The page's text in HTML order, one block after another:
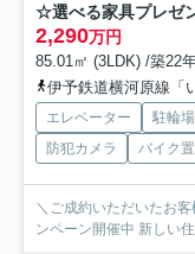
☆選べる家具プレゼ
2,290万円
85.01㎡ (3LDK) /築22
伊予鉄道横河原線「
エレベーター 駐輪場
防犯カメラ
バイク
＼ご成約いただいたお
ンペーン開催中 新しい